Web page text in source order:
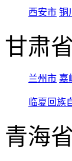
西安市 铜
甘肃省
兰州市 嘉
临夏回族
青海省